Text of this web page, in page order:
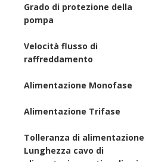
Grado di protezione della
pompa
Velocità flusso di
raffreddamento
Alimentazione Monofase
Alimentazione Trifase
Tolleranza di alimentazione
Lunghezza cavo di